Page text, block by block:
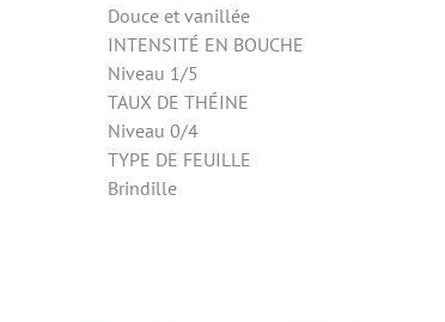
Douce et vanillée
INTENSITÉ EN BOUCHE
Niveau 1/5
TAUX DE THÉINE
Niveau 0/4
TYPE DE FEUILLE
Brindille